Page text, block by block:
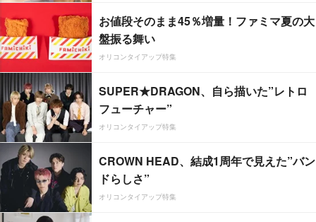
お値段そのまま45％増量！ファミマ夏の大
盤振る舞い
オリコンタイアップ特集
SUPER★DRAGON、自ら描いた”レトロ
フューチャー”
オリコンタイアップ特集
CROWN HEAD、結成1周年で見えた”バン
ドらしさ”
オリコンタイアップ特集